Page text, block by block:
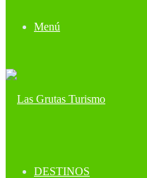
Menú
DESTINOS